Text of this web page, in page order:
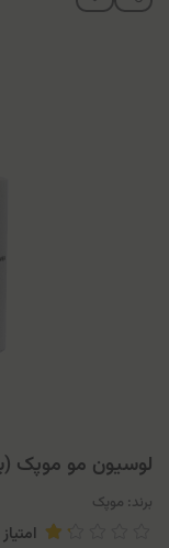
لوسیون مو موپک
برند: موپک